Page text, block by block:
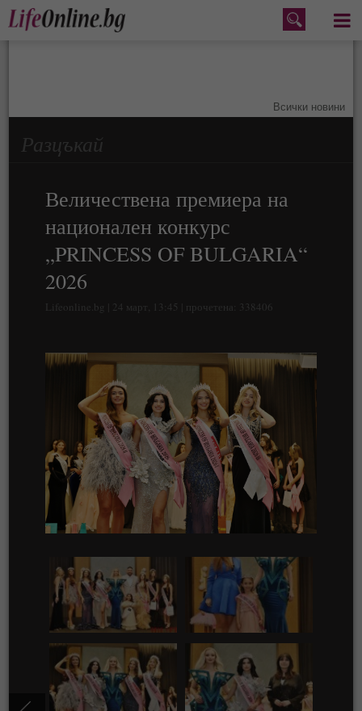
Меню
Всички новини
Разцъкай
Величествена премиера на
национален конкурс
„PRINCESS OF BULGARIA“
2026
Lifeonline.bg | 24 март, 13:45 | прочетена: 338406